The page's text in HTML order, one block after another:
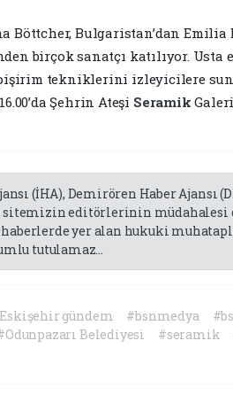
Böttcher, Bulgaristan’dan
birçok sanatçı katılıyor. Usta
tekniklerini izleyicilere
Şehrin Ateşi Seramik
(İHA), Demirören Haber Ajansı
sitemizin editörlerinin müdahalesi
yer alan hukuki
tutulamaz...
gündem #bsnmedya
Belediyesi #seramik